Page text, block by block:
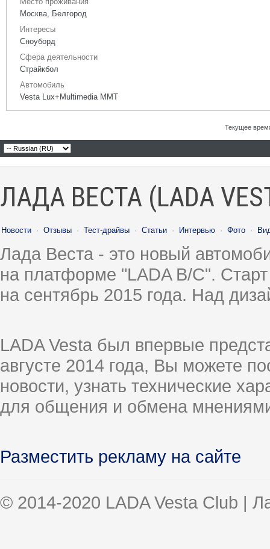
Москва, Белгород
Интересы
Сноуборд
Сфера деятельности
Страйкбол
Автомобиль
Vesta Lux+Multimedia MMT
Текущее
ЛАДА ВЕСТА (LADA
Новости · Отзывы · Тест-драйвы · Статьи · Интервью · Фото ·
Лада Веста - это новый
на платформе "LADA B/C".
на сентябрь 2015 года. Над
LADA Vesta был впервые
августе 2014 года, Вы можете
новости, узнать технические
для общения и обмена
Разместить рекламу на сайте
© 2014-2020 LADA Vesta Club |